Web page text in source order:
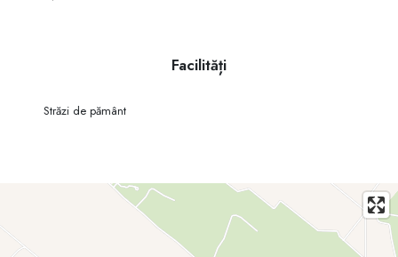
📞 Contact: 📲 Eugen – 0682 82024
Facilități
Străzi de pământ